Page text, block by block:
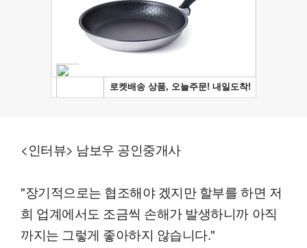
<인터뷰> 남보우 공인중개사
"장기적으로는 협조해야 겠지만 할부를 하면 저
희 업계에서도 조금씩 손해가 발생하니까 아직
까지는 그렇게 좋아하지 않습니다."